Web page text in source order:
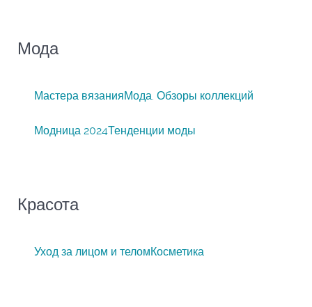
Мода
Мастера вязанияМода. Обзоры коллекций
Модница 2024Тенденции моды
Красота
Уход за лицом и теломКосметика